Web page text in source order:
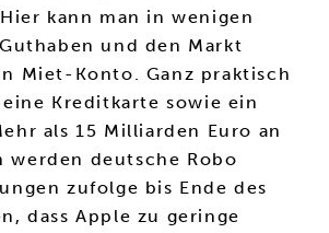
kann man in wenigen
und den Markt
Miet-Konto. Ganz praktisch
Kreditkarte sowie ein
als 15 Milliarden Euro an
werden deutsche Robo
zufolge bis Ende des
dass Apple zu geringe